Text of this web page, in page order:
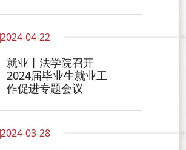
2024-04-22
就业丨法学院召开
2024届毕业生就业工
作促进专题会议
2024-03-28